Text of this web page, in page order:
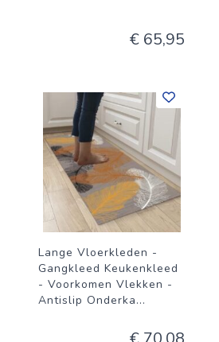
€ 65,95
Lange Vloerkleden -
Gangkleed Keukenkleed
- Voorkomen Vlekken -
Antislip Onderka...